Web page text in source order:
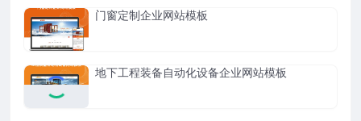
门窗定制企业网站模板
地下工程装备自动化设备企业网站模板